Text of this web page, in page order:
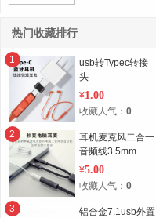
热门收藏排行
1
usb转Typec转接
头
¥1.00
收藏人气： 0
2
耳机麦克风二合一
音频线3.5mm
¥5.00
收藏人气： 0
3
铝合金7.1usb外置